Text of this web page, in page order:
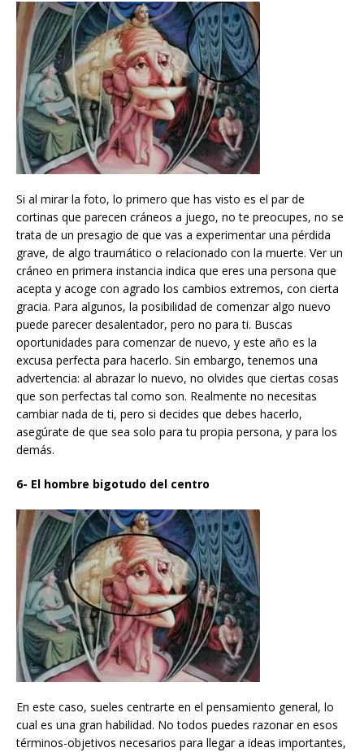
Si al mirar la foto, lo primero que has visto es el par de
cortinas que parecen cráneos a juego, no te preocupes, no se
trata de un presagio de que vas a experimentar una pérdida
grave, de algo traumático o relacionado con la muerte. Ver un
cráneo en primera instancia indica que eres una persona que
acepta y acoge con agrado los cambios extremos, con cierta
gracia. Para algunos, la posibilidad de comenzar algo nuevo
puede parecer desalentador, pero no para ti. Buscas
oportunidades para comenzar de nuevo, y este año es la
excusa perfecta para hacerlo. Sin embargo, tenemos una
advertencia: al abrazar lo nuevo, no olvides que ciertas cosas
que son perfectas tal como son. Realmente no necesitas
cambiar nada de ti, pero si decides que debes hacerlo,
asegúrate de que sea solo para tu propia persona, y para los
demás.
6- El hombre bigotudo del centro
En este caso, sueles centrarte en el pensamiento general, lo
cual es una gran habilidad. No todos puedes razonar en esos
términos-objetivos necesarios para llegar a ideas importantes,